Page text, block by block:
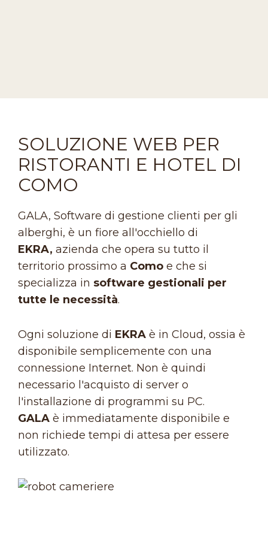
SOLUZIONE WEB PER
RISTORANTI E HOTEL DI
COMO
GALA, Software di gestione clienti per gli
alberghi, è un fiore all'occhiello di
EKRA, azienda che opera su tutto il
territorio prossimo a Como e che si
specializza in software gestionali per
tutte le necessità.
Ogni soluzione di EKRA è in Cloud, ossia è
disponibile semplicemente con una
connessione Internet. Non è quindi
necessario l'acquisto di server o
l'installazione di programmi su PC.
GALA è immediatamente disponibile e
non richiede tempi di attesa per essere
utilizzato.